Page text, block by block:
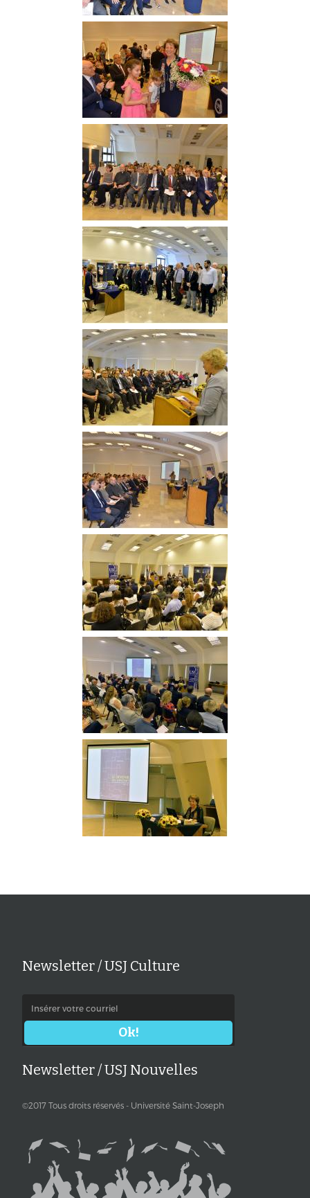
Newsletter / USJ Culture
Newsletter / USJ Nouvelles
©2017 Tous droits réservés - Université Saint-Joseph